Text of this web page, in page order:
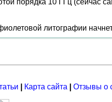
порядка 10 ГГц
литографии
Карта сайта Отзывы о